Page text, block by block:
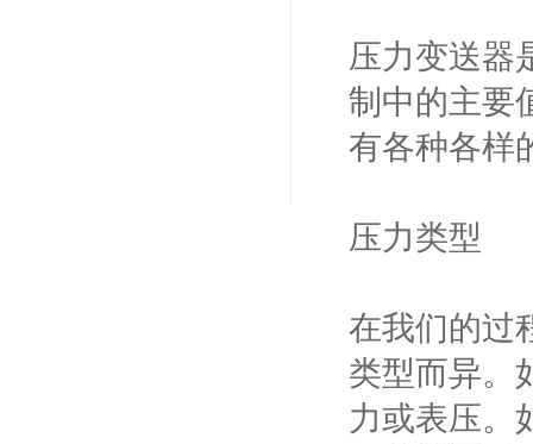
压力变送器
制中的主要
有各种各样
压力类型
在我们的过
类型而异。
力或表压。